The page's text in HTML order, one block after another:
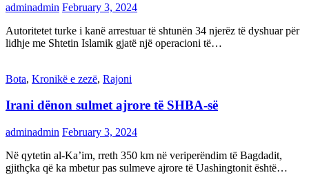
adminadmin February 3, 2024
Autoritetet turke i kanë arrestuar të shtunën 34 njerëz të dyshuar për
lidhje me Shtetin Islamik gjatë një operacioni të…
Bota, Kronikë e zezë, Rajoni
Irani dënon sulmet ajrore të SHBA-së
adminadmin February 3, 2024
Në qytetin al-Ka’im, rreth 350 km në veriperëndim të Bagdadit,
gjithçka që ka mbetur pas sulmeve ajrore të Uashingtonit është…